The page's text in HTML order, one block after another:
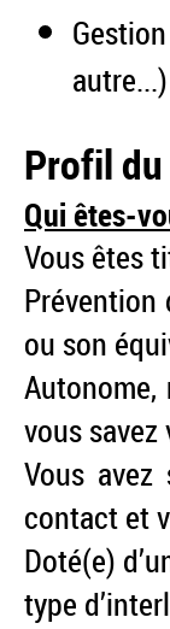
Profil
Qui êtes-
Vous êtes
Prévention
ou son
Autonome,
vous
Vous
contact et
Doté(e)
type